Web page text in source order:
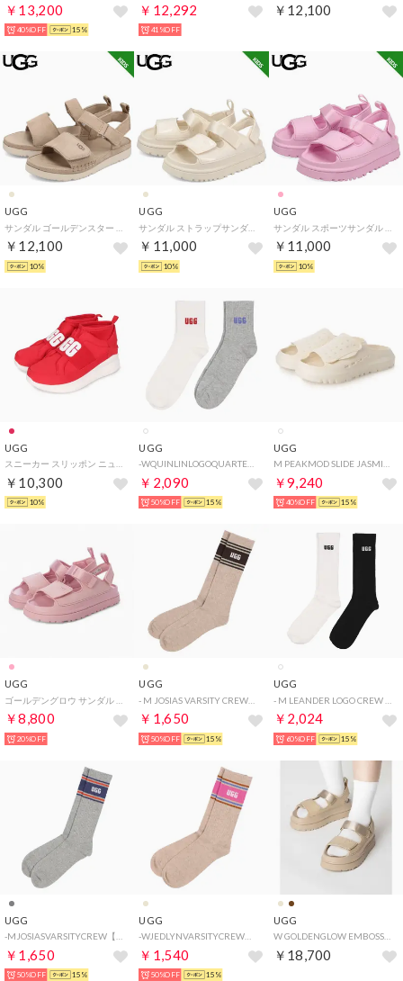
￥13,200
40%OFF 15%
￥12,292
41%OFF
￥12,100
UGG
￥12,100
10%
UGG
￥11,000
10%
UGG
￥11,000
10%
UGG
￥10,300
10%
UGG
￥2,090
50%OFF 15%
UGG
￥9,240
40%OFF 15%
UGG
￥8,800
20%OFF
UGG
￥1,650
50%OFF 15%
UGG
￥2,024
60%OFF 15%
UGG
￥1,650
50%OFF 15%
UGG
￥1,540
50%OFF 15%
UGG
W GOLDENGLOW EMBOSSED ゴールデングロウ エンボスト 1175311 （MUSTARD SEED/マスタードシード）
￥18,700